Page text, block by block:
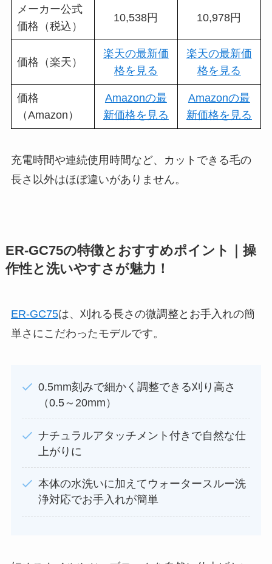
メーカー公式
価格（税込）
10,538円 10,978円
価格（楽天）
楽天の最新価
格を見る
楽天の最新価
格を見る
価格
（Amazon）
Amazonの最
新価格を見る
Amazonの最
新価格を見る
充電時間や連続使用時間など、カットできる毛の
長さ以外はほぼ違いがありません。
ER-GC75の特徴とおすすめポイント｜操
作性と洗いやすさが魅力！
ER-GC75は、刈れる長さの微調整とお手入れの簡
単さにこだわったモデルです。
0.5mm刻みで細かく調整できる刈り高さ
（0.5～20mm）
ナチュラルアタッチメント付きで自然な仕
上がりに
本体の水洗いに加えてウォータースルー洗
浄対応でお手入れが簡単